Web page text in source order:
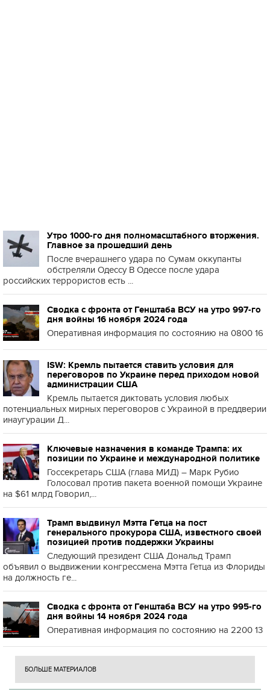
Утро 1000-го дня полномасштабного вторжения.
Главное за прошедший день
После вчерашнего удара по Сумам оккупанты
обстреляли Одессу В Одессе после удара
российских террористов есть ...
Сводка с фронта от Генштаба ВСУ на утро 997-го
дня войны 16 ноября 2024 года
Оперативная информация по состоянию на 0800 16
ISW: Кремль пытается ставить условия для
переговоров по Украине перед приходом новой
администрации США
Кремль пытается диктовать условия любых
потенциальных мирных переговоров с Украиной в преддверии
инаугурации Д...
Ключевые назначения в команде Трампа: их
позиции по Украине и международной политике
Госсекретарь США (глава МИД) – Марк Рубио
Голосовал против пакета военной помощи Украине
на $61 млрд Говорил,...
Трамп выдвинул Мэтта Гетца на пост
генерального прокурора США, известного своей
позицией против поддержки Украины
Следующий президент США Дональд Трамп
объявил о выдвижении конгрессмена Мэтта Гетца из Флориды
на должность ге...
Сводка с фронта от Генштаба ВСУ на утро 995-го
дня войны 14 ноября 2024 года
Оперативная информация по состоянию на 2200 13
БОЛЬШЕ МАТЕРИАЛОВ